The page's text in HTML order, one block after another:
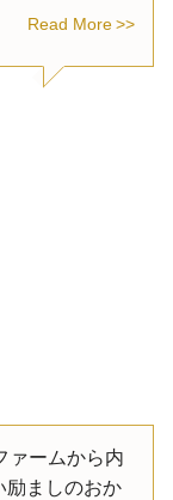
Read More
ァームから内
励ましのおか